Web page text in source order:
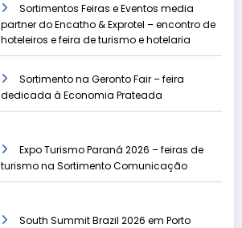
Sortimentos Feiras e Eventos media
partner do Encatho & Exprotel – encontro de
hoteleiros e feira de turismo e hotelaria
Sortimento na Geronto Fair – feira
dedicada à Economia Prateada
Expo Turismo Paraná 2026 – feiras de
turismo na Sortimento Comunicação
South Summit Brazil 2026 em Porto